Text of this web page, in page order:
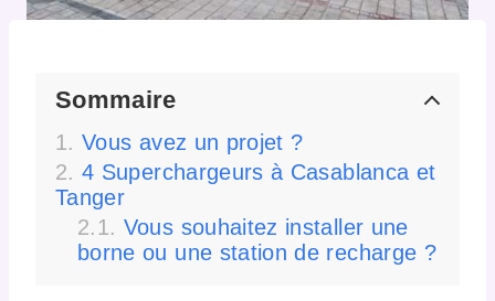
Sommaire
Vous avez un projet ?
4 Superchargeurs à Casablanca et
Tanger
Vous souhaitez installer une
borne ou une station de recharge ?